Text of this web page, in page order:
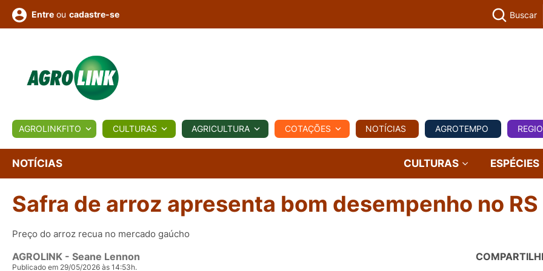
BIOLÓGICOS COTAÇÕES NOTÍCIAS AGROTEMPO REGIONAL COMERCIAL AGROVIAGENS
Conversor Colunistas Eventos
e
Vídeos
Entre ou cadastre-se Buscar
AGROLINKFITO CULTURAS AGRICULTURA COTAÇÕES NOTÍCIAS AGROTEMPO
NOTÍCIAS CULTURAS ESPÉCIES
Safra de arroz apresenta bom desempenho no RS
Preço do arroz recua no mercado gaúcho
AGROLINK - Seane Lennon
Publicado em 29/05/2026 às 14:53h.